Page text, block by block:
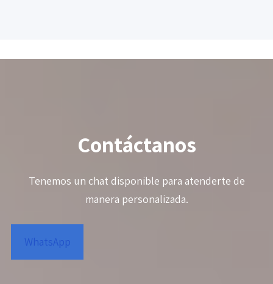
Contáctanos
Tenemos un chat disponible para atenderte de
manera personalizada.
WhatsApp